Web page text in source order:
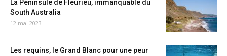
La Péninsule de Fleurieu, immanquable du
South Australia
12 mai 2023
Les requins, le Grand Blanc pour une peur